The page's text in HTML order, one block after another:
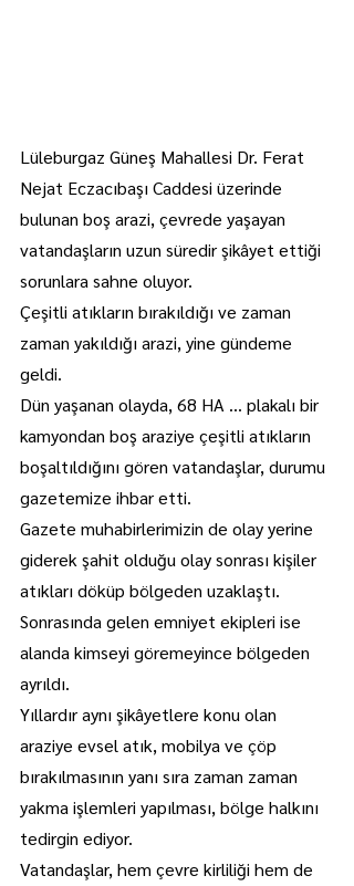
Lüleburgaz Güneş Mahallesi Dr. Ferat
Nejat Eczacıbaşı Caddesi üzerinde
bulunan boş arazi, çevrede yaşayan
vatandaşların uzun süredir şikâyet ettiği
sorunlara sahne oluyor.
Çeşitli atıkların bırakıldığı ve zaman
zaman yakıldığı arazi, yine gündeme
geldi.
Dün yaşanan olayda, 68 HA … plakalı bir
kamyondan boş araziye çeşitli atıkların
boşaltıldığını gören vatandaşlar, durumu
gazetemize ihbar etti.
Gazete muhabirlerimizin de olay yerine
giderek şahit olduğu olay sonrası kişiler
atıkları döküp bölgeden uzaklaştı.
Sonrasında gelen emniyet ekipleri ise
alanda kimseyi göremeyince bölgeden
ayrıldı.
Yıllardır aynı şikâyetlere konu olan
araziye evsel atık, mobilya ve çöp
bırakılmasının yanı sıra zaman zaman
yakma işlemleri yapılması, bölge halkını
tedirgin ediyor.
Vatandaşlar, hem çevre kirliliği hem de